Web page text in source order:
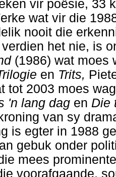
vir poësie, 33
wat vir die
nooit die
het nie, is
(1986) wat moes
en Trits,
tot 2003 moes
'n lang dag en Die
van sy
is egter in 1988
gebuk onder
mees
voorafgaande,